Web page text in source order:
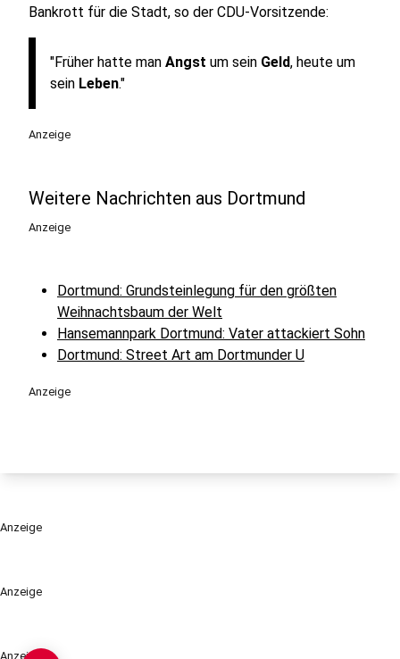
Anzeige
Anzeige
Bankrott für die Stadt, so der CDU-Vorsitzende:
"Früher hatte man Angst um sein Geld, heute um
sein Leben."
Anzeige
Weitere Nachrichten aus Dortmund
Anzeige
Dortmund: Grundsteinlegung für den größten
Weihnachtsbaum der Welt
Hansemannpark Dortmund: Vater attackiert Sohn
Dortmund: Street Art am Dortmunder U
Anzeige
Anzeige